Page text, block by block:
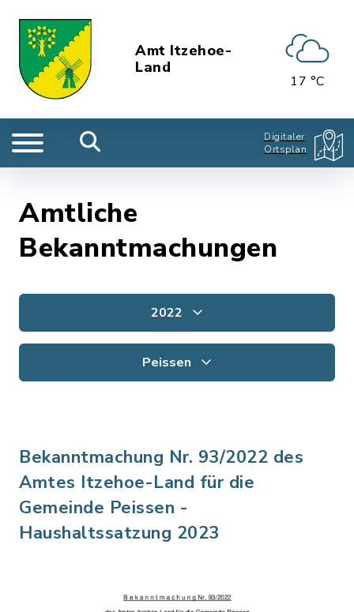
Amt Itzehoe-
Land
17 °C
Digitaler
Ortsplan
Amtliche
Bekanntmachungen
2022
Peissen
Bekanntmachung Nr. 93/2022 des
Amtes Itzehoe-Land für die
Gemeinde Peissen -
Haushaltssatzung 2023